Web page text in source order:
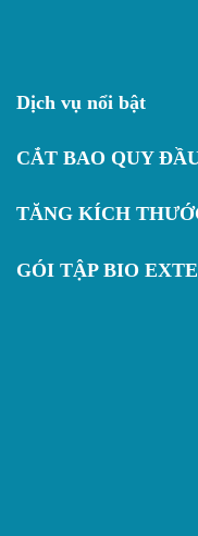
Dịch vụ nổi bật
CẮT BAO QUY
TĂNG KÍCH
GÓI TẬP BIO